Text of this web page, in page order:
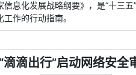
信息化发展战略纲要》，是“十三
作的行动指南。
滴滴出行”启动网络安全